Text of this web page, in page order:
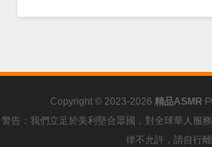
Copyright © 2023-2026 精品ASMR
警告：我們立足於美利堅合眾國，對全球華人服
律不允許，請自行離